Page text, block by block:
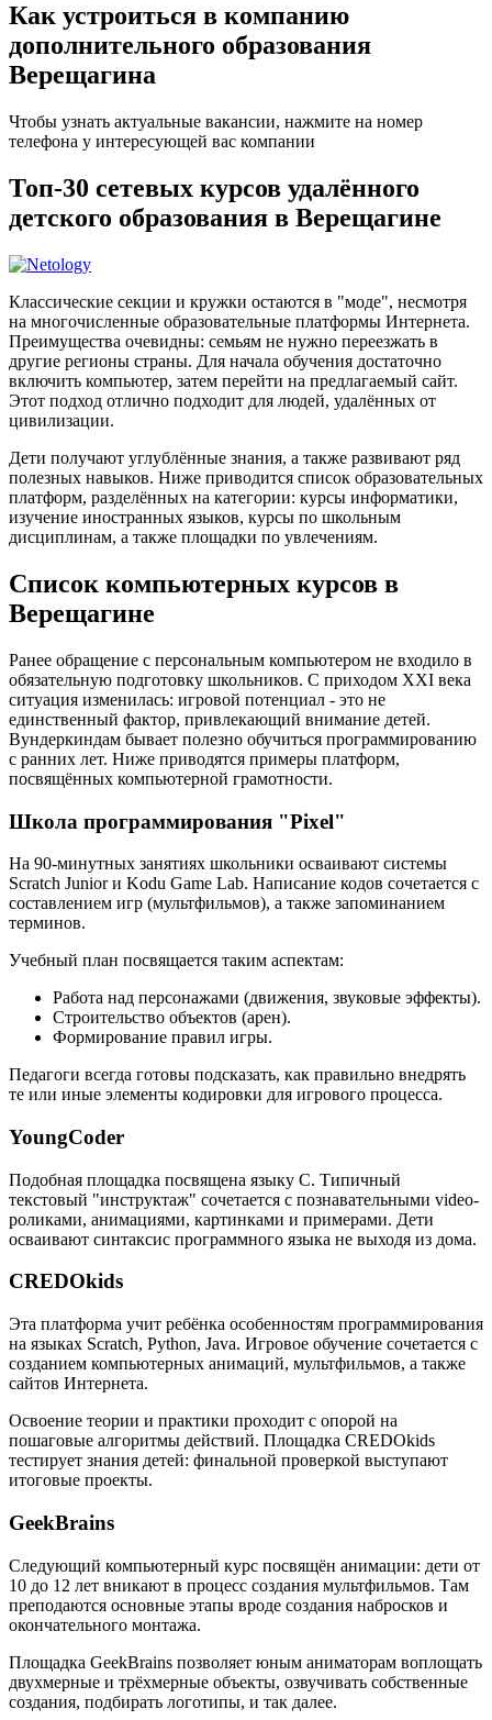
Как устроиться в компанию
дополнительного образования
Верещагина
Чтобы узнать актуальные вакансии, нажмите на номер
телефона у интересующей вас компании
Топ-30 сетевых курсов удалённого
детского образования в Верещагине
Классические секции и кружки остаются в "моде", несмотря
на многочисленные образовательные платформы Интернета.
Преимущества очевидны: семьям не нужно переезжать в
другие регионы страны. Для начала обучения достаточно
включить компьютер, затем перейти на предлагаемый сайт.
Этот подход отлично подходит для людей, удалённых от
цивилизации.
Дети получают углублённые знания, а также развивают ряд
полезных навыков. Ниже приводится список образовательных
платформ, разделённых на категории: курсы информатики,
изучение иностранных языков, курсы по школьным
дисциплинам, а также площадки по увлечениям.
Список компьютерных курсов в
Верещагине
Ранее обращение с персональным компьютером не входило в
обязательную подготовку школьников. С приходом XXI века
ситуация изменилась: игровой потенциал - это не
единственный фактор, привлекающий внимание детей.
Вундеркиндам бывает полезно обучиться программированию
с ранних лет. Ниже приводятся примеры платформ,
посвящённых компьютерной грамотности.
Школа программирования "Pixel"
На 90-минутных занятиях школьники осваивают системы
Scratch Junior и Kodu Game Lab. Написание кодов сочетается с
составлением игр (мультфильмов), а также запоминанием
терминов.
Учебный план посвящается таким аспектам:
Работа над персонажами (движения, звуковые эффекты).
Строительство объектов (арен).
Формирование правил игры.
Педагоги всегда готовы подсказать, как правильно внедрять
те или иные элементы кодировки для игрового процесса.
YoungCoder
Подобная площадка посвящена языку C. Типичный
текстовый "инструктаж" сочетается с познавательными video-
роликами, анимациями, картинками и примерами. Дети
осваивают синтаксис программного языка не выходя из дома.
CREDOkids
Эта платформа учит ребёнка особенностям программирования
на языках Scratch, Python, Java. Игровое обучение сочетается с
созданием компьютерных анимаций, мультфильмов, а также
сайтов Интернета.
Освоение теории и практики проходит с опорой на
пошаговые алгоритмы действий. Площадка CREDOkids
тестирует знания детей: финальной проверкой выступают
итоговые проекты.
GeekBrains
Следующий компьютерный курс посвящён анимации: дети от
10 до 12 лет вникают в процесс создания мультфильмов. Там
преподаются основные этапы вроде создания набросков и
окончательного монтажа.
Площадка GeekBrains позволяет юным аниматорам воплощать
двухмерные и трёхмерные объекты, озвучивать собственные
создания, подбирать логотипы, и так далее.